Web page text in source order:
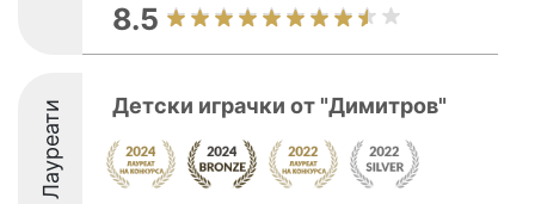
8.5
Лауреати Детски играчки от "Димитров"